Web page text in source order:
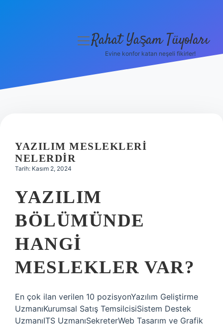
Hakkımızda
menüyü
Rahat Yaşam Tüyoları
Evine konfor katan neşeli fikirler!
YAZILIM MESLEKLERI
NELERDIR
Tarih: Kasım 2, 2024
YAZILIM
BÖLÜMÜNDE
HANGI
MESLEKLER VAR?
En çok ilan verilen 10 pozisyonYazılım Geliştirme
UzmanıKurumsal Satış TemsilcisiSistem Destek
UzmanıITS UzmanıSekreterWeb Tasarım ve Grafik